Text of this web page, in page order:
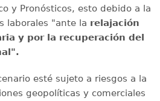
y Pronósticos, esto debido a la
laborales "ante la relajación
y por la recuperación del
esté sujeto a riesgos a la
geopolíticas y comerciales